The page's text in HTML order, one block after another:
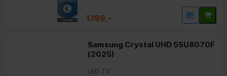
1.199,-
Samsung Crystal UHD 55U8070F
(2025)
LED TV